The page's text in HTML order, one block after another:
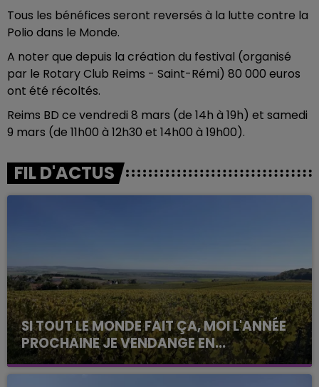
Tous les bénéfices seront reversés à la lutte contre la
Polio dans le Monde.
A noter que depuis la création du festival (organisé
par le Rotary Club Reims - Saint-Rémi) 80 000 euros
ont été récoltés.
Reims BD ce vendredi 8 mars (de 14h à 19h) et samedi
9 mars (de 11h00 à 12h30 et 14h00 à 19h00).
FIL D'ACTUS
SI TOUT LE MONDE FAIT ÇA, MOI L'ANNÉE
PROCHAINE JE VENDANGE EN...
La vendange en Champagne a débuté ce jeudi 6
août dans la commune de Montgueux (Aube). Du